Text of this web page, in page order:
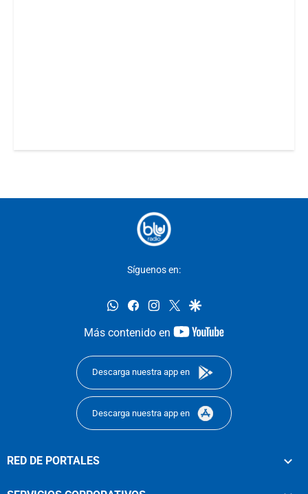
Síguenos en:
whatsappfacebookinstagram
twittergoogle
Más contenido en
youtube-
Descarga nuestra app en
Descarga nuestra app en
RED DE PORTALES